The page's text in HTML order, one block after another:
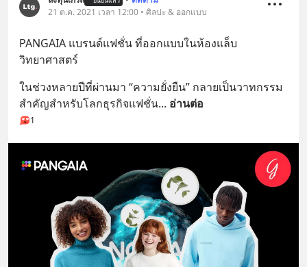
21 ต.ค. 2021 เวลา 12:00 • ศิลปะ & ออกแบบ
PANGAIA แบรนด์แฟชั่น ที่ออกแบบในห้องแล็บ
วิทยาศาสตร์
ในช่วงหลายปีที่ผ่านมา “ความยั่งยืน” กลายเป็นวาทกรรม
สำคัญสำหรับโลกธุรกิจแฟชั่น... อ่านต่อ
1